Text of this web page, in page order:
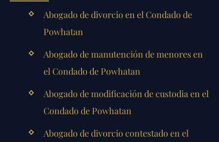
Abogado de divorcio en el Condado de
Powhatan
Abogado de manutención de menores en
el Condado de Powhatan
Abogado de modificación de custodia en el
Condado de Powhatan
Abogado de divorcio contestado en el